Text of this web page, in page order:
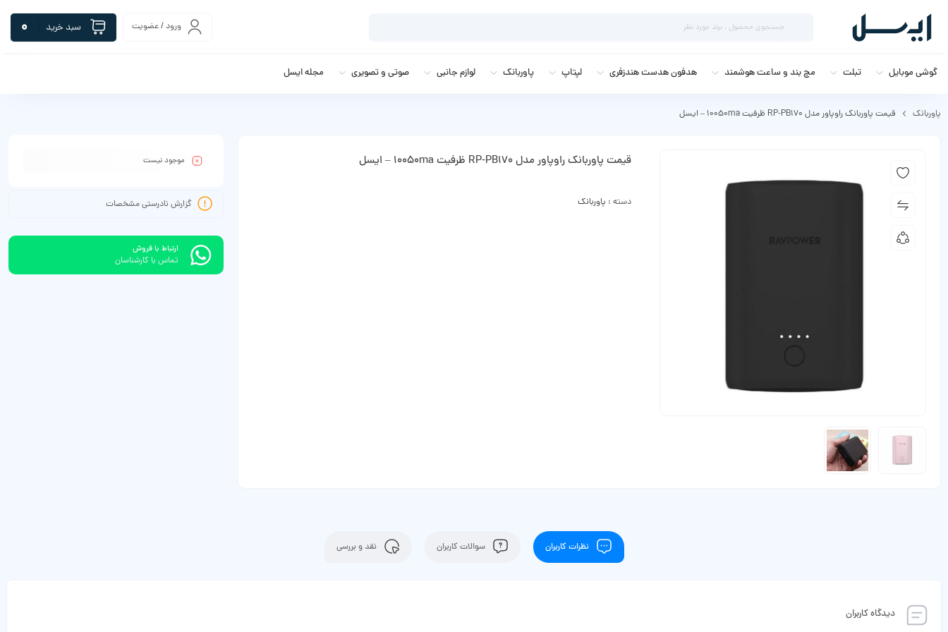
ورود / عضویت سبد خرید 0
گوشی موبایل تبلت مچ بند و ساعت هوشمند هدفون هدست هندزفری لپتاپ پاوربانک لوازم جانبی صوتی و تصویری مجله ایسل
پاوربانک قیمت پاوربانک راوپاور مدل RP-PB170 ظرفیت 10050ma – ایسل
قیمت پاوربانک راوپاور مدل RP-PB170 ظرفیت 10050ma – ایسل
دسته : پاوربانک
موجود نیست
گزارش نادرستی مشخصات
ارتباط با فروش
تماس با کارشناسان
نظرات کاربران سوالات کاربران نقد و بررسی
دیدگاه کاربران